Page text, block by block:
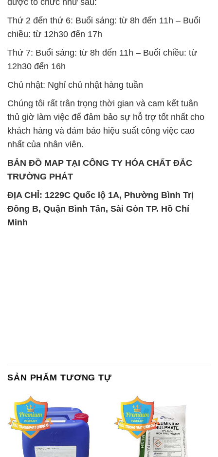
12h30 đến 16h
Chủ nhật: Nghỉ chủ nhật hàng tuần
thủ giờ làm việc để đảm bảo sự hỗ trợ tốt nhất cho
khách hàng và đảm bảo hiệu suất công việc cao
nhất của nhân viên.
BẢN ĐỒ MAP TẠI CÔNG TY HÓA CHẤT ĐẮC
TRƯỜNG PHÁT
ĐỊA CHỈ: 1229C Quốc lộ 1A, Phường Bình Trị
Đông B, Quận Bình Tân, Sài Gòn TP. Hồ Chí
Minh
Chất Bảo Quản CMIT Thái
Lan Thailand
Phèn Nhôm – Al2(SO4)3 17%
Ấn Độ India